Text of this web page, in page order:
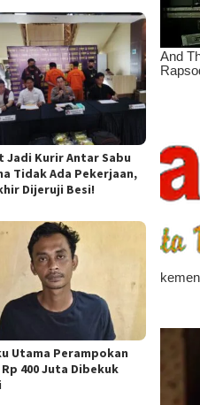
Jadi Kurir Antar Sabu
Tidak Ada Pekerjaan,
Dijeruji Besi!
Utama Perampokan
400 Juta Dibekuk